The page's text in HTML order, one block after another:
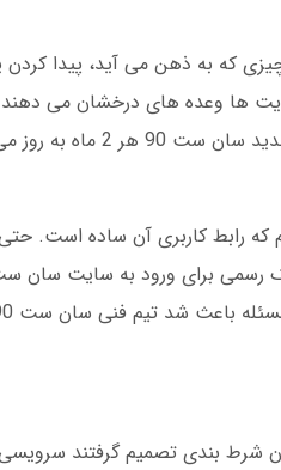
از قدیمی ترین پلتفرم
سان ست 90 شدم، متوجه شدم که رابط کاربری
از متخصصان شرط بندی تصمیم